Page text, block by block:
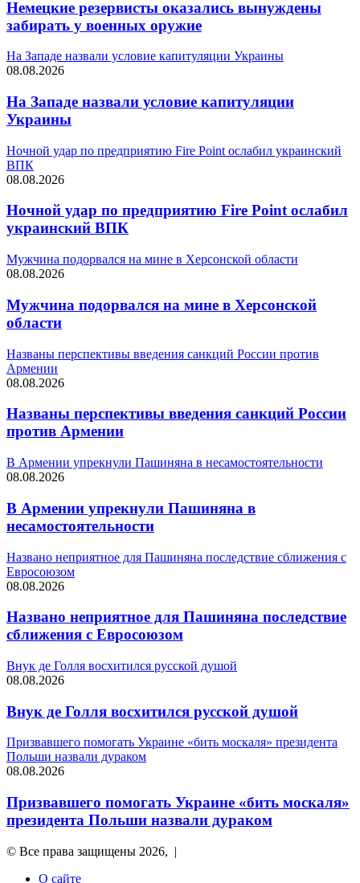
Немецкие резервисты оказались вынуждены
забирать у военных оружие
На Западе назвали условие капитуляции Украины
08.08.2026
На Западе назвали условие капитуляции
Украины
Ночной удар по предприятию Fire Point ослабил украинский
ВПК
08.08.2026
Ночной удар по предприятию Fire Point ослабил
украинский ВПК
Мужчина подорвался на мине в Херсонской области
08.08.2026
Мужчина подорвался на мине в Херсонской
области
Названы перспективы введения санкций России против
Армении
08.08.2026
Названы перспективы введения санкций России
против Армении
В Армении упрекнули Пашиняна в несамостоятельности
08.08.2026
В Армении упрекнули Пашиняна в
несамостоятельности
Названо неприятное для Пашиняна последствие сближения с
Евросоюзом
08.08.2026
Названо неприятное для Пашиняна последствие
сближения с Евросоюзом
Внук де Голля восхитился русской душой
08.08.2026
Внук де Голля восхитился русской душой
Призвавшего помогать Украине «бить москаля» президента
Польши назвали дураком
08.08.2026
Призвавшего помогать Украине «бить москаля»
президента Польши назвали дураком
© Все права защищены 2026, |
О сайте